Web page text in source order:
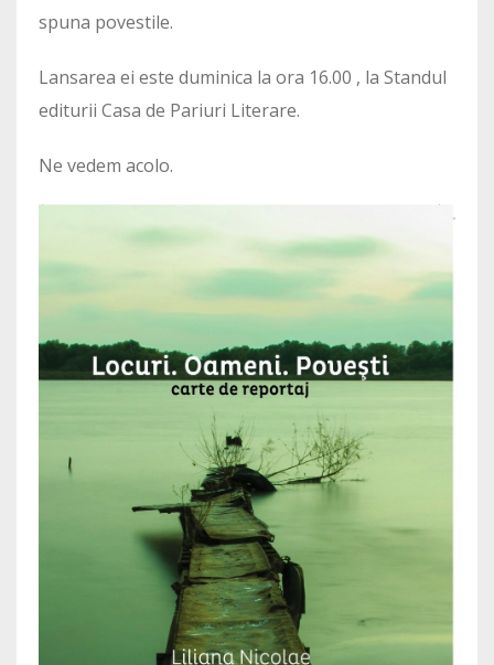
spuna povestile.
Lansarea ei este duminica la ora 16.00 , la Standul
editurii Casa de Pariuri Literare.
Ne vedem acolo.